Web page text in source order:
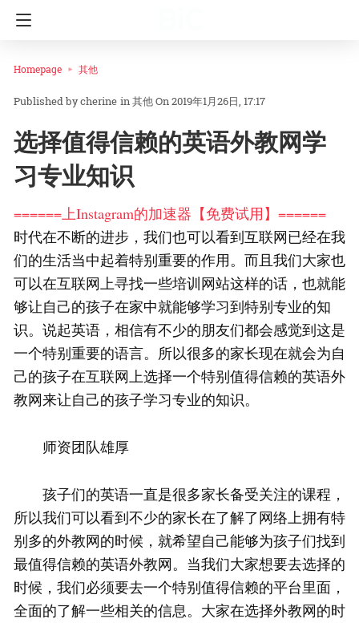
Homepage 其他
cherine in其他On 2019年1月26日, 17:17
选择值得信赖的英语外教网学
习专业知识
======上Instagram的加速器【免费试用】======
时代在不断的进步，我们也可以看到互联网已经在我
们的生活当中起着特别重要的作用。而且我们大家也
可以在互联网上寻找一些培训网站这样的话，也就能
够让自己的孩子在家中就能够学习到特别专业的知
识。说起英语，相信有不少的朋友们都会感觉到这是
一个特别重要的语言。所以很多的家长现在就会为自
己的孩子在互联网上选择一个特别值得信赖的英语外
教网来让自己的孩子学习专业的知识。
师资团队雄厚
孩子们的英语一直是很多家长备受关注的课程，
所以我们可以看到不少的家长在了解了网络上拥有特
别多的外教网的时候，就希望自己能够为孩子们找到
最值得信赖的英语外教网。当我们大家想要去选择的
时候，我们必须要去一个特别值得信赖的平台里面，
全面的了解一些相关的信息。大家在选择外教网的时